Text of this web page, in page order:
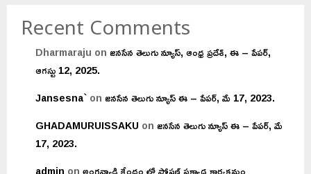
Recent Comments
Dharmaraju onజనసేన తెలుగు న్యూస్, ఆంధ్ర ప్రదేశ్, ఈ – పేపర్,
ఆగస్టు 12, 2025.
Jansesna`onజనసేన తెలుగు న్యూస్ ఈ – పేపర్, మే 17, 2023.
GHADAMURUISSAKU onజనసేన తెలుగు న్యూస్ ఈ – పేపర్, మే
17, 2023.